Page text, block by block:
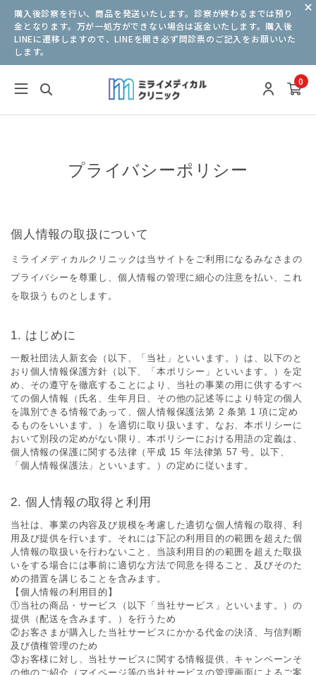
購入後診察を行い、商品を発送いたします。診察が終わるまでは預り
金となります。万が一処方ができない場合は返金いたします。購入後
LINEに遷移しますので、LINEを開き必ず問診票のご記入をお願いいた
します。
0
プライバシーポリシー
個人情報の取扱について
ミライメディカルクリニックは当サイトをご利用になるみなさまの
プライバシーを尊重し、個人情報の管理に細心の注意を払い、これ
を取扱うものとします。
はじめに
一般社団法人新玄会（以下、「当社」といいます。）は、以下のと
おり個⼈情報保護⽅針（以下、「本ポリシー」といいます。）を定
め、その遵守を徹底することにより、当社の事業の⽤に供するすべ
ての個⼈情報（⽒名、⽣年⽉⽇、その他の記述等により特定の個⼈
を識別できる情報であって、個⼈情報保護法第 2 条第 1 項に定め
るものをいいます。）を適切に取り扱います。なお、本ポリシーに
おいて別段の定めがない限り、本ポリシーにおける⽤語の定義は、
個⼈情報の保護に関する法律（平成 15 年法律第 57 号。以下、
「個⼈情報保護法」といいます。）の定めに従います。
個⼈情報の取得と利⽤
当社は、事業の内容及び規模を考慮した適切な個⼈情報の取得、利
⽤及び提供を⾏います。それには下記の利⽤⽬的の範囲を超えた個
⼈情報の取扱いを⾏わないこと、当該利⽤⽬的の範囲を超えた取扱
いをする場合には事前に適切な⽅法で同意を得ること、及びそのた
めの措置を講じることを含みます。
【個⼈情報の利⽤⽬的】
①当社の商品・サービス（以下「当社サービス」といいます。）の
提供（配送を含みます。）を⾏うため
②お客さまが購⼊した当社サービスにかかる代⾦の決済、与信判断
及び債権管理のため
③お客様に対し、当社サービスに関する情報提供、キャンペーンそ
の他のご紹介（マイページ等の当社サービスの管理画⾯によるご案